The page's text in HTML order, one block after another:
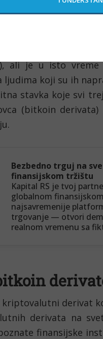
ko može da
i anonimnost
je javno dostupan
ali je u isto
ljudima koji su ih
stavka koje svi
(bitkoin
derivat
derivata na
finansijske